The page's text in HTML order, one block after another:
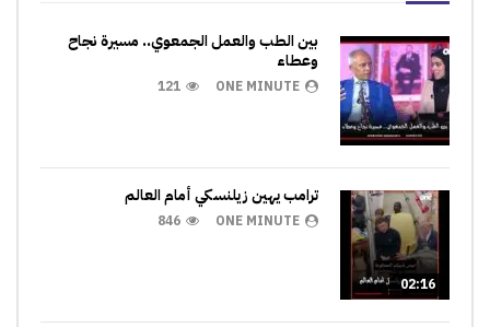
بين الطب والعمل الجمعوي.. مسيرة نجاح
وعطاء
ONE MINUTE
121
02:16
ترامب يهين زيلنسكي أمام العالم
ONE MINUTE
846